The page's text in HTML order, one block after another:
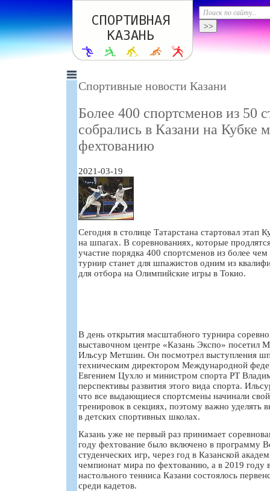
Спортивные новости Казани
Более 400 спортсменов из 50
собрались в Казани на Кубке
фехтованию
2021-03-19
Сегодня в столице Татарстана стартовал этап
на шпагах. В соревнованиях, которые
участие порядка 400 спортсменов из более
турнир станет для шпажистов одним из
для отбора на Олимпийские игры в Токио.
В день открытия масштабного турнира
выставочном центре «Казань Экспо» посетил
Ильсур Метшин. Он посмотрел выступления
техническим директором Международной
Евгением Цухло и министром спорта РТ
перспективы развития этого вида спорта.
что все выдающиеся спортсмены начинали
тренировок в секциях, поэтому важно уделять
в детских спортивных школах.
Казань уже не первый раз принимает
году фехтование было включено в программу
студенческих игр, через год в Казанской
чемпионат мира по фехтованию, а в 2019 году
настольного тенниса Казани состоялось
среди кадетов.